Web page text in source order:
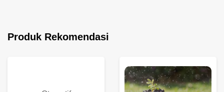
Produk Rekomendasi